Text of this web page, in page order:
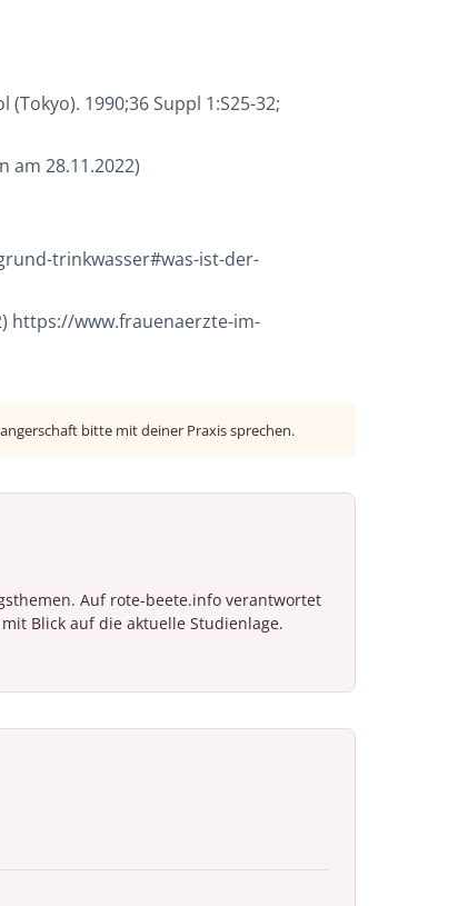
1990;36 Suppl 1:S25-32;
28.11.2022)
trinkwasser#was-ist-der-
https://www.frauenaerzte-im-
bitte mit deiner Praxis sprechen.
Auf rote-beete.info verantwortet
Blick auf die aktuelle Studienlage.